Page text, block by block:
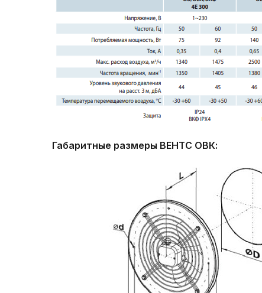
Габаритные размеры ВЕНТС ОВК: